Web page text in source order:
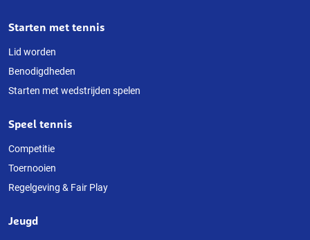
Starten met tennis
Lid worden
Benodigdheden
Starten met wedstrijden spelen
Speel tennis
Competitie
Toernooien
Regelgeving & Fair Play
Jeugd